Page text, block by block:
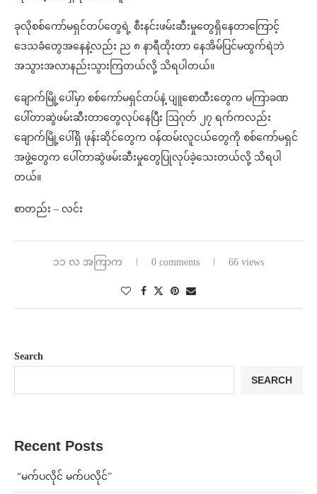
ခုလိုစစ်ကော်မရှင်တပ်တွေရဲ့ စီးနင်းဖမ်းဆီးမှုတွေရှိနေတာကြောင့်
ဒေသခံတွေအနေနဲ့လည်း ည ၈ နာရီထိုးတာ နေအိမ်ပြင်မထွက်ရဲဘဲ
အသွားအလာနည်းသွားကြတယ်လို့ သိရပါတယ်။
ချောက်မြို့ပေါ်မှာ စစ်ကော်မရှင်တပ်နဲ့ ပျူစောထီးတွေက မကြာခဏ
ပေါ်တာဆွဲဖမ်းဆီးတာတွေလုပ်နေပြီး ဩဂုတ် ၂၇ ရက်ကလည်း
ချောက်မြို့ပေါ်ရှိ ဖုန်းဆိုင်တွေက ဝန်ထမ်းလူငယ်တွေကို စစ်ကော်မရှင်
အဖွဲ့တွေက ပေါ်တာဆွဲဖမ်းဆီးမှုတွေပြုလုပ်ခဲ့သေးတယ်လို့ သိရပါ
တယ်။
စာတည်း – လင်း
၁၁ လ အကြာက 0 comments 66 views
Search
SEARCH
Recent Posts
⁨ ⁨“မက်ပလိုင် မက်ပလိုင်”